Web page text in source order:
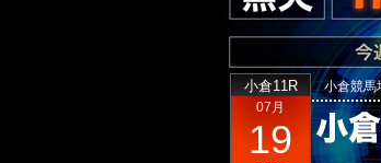
小倉11R
07月
19
小倉競